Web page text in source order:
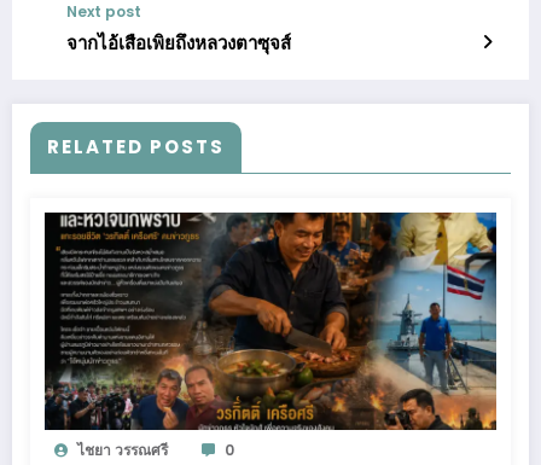
Next post
จากไอ้เสือเพิยถึงหลวงตาซุจส์
RELATED POSTS
ไชยา วรรณศรี 0